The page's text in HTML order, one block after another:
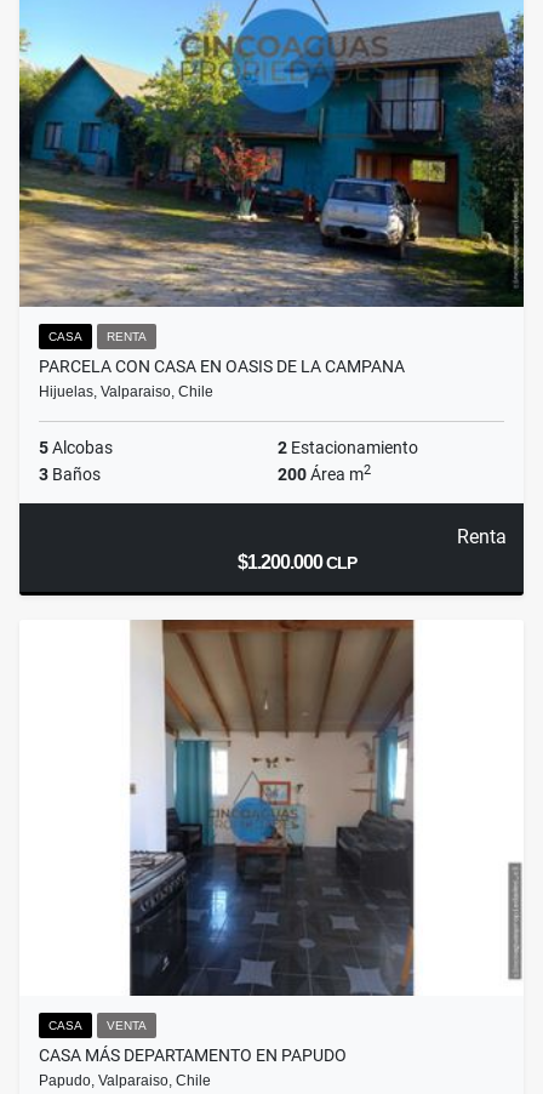
CASA RENTA
PARCELA CON CASA EN OASIS DE LA CAMPANA
Hijuelas, Valparaiso, Chile
5Alcobas 2 Estacionamiento
3 Baños 200Área m2
Renta
$1.200.000CLP
CASA VENTA
CASA MÁS DEPARTAMENTO EN PAPUDO
Papudo, Valparaiso, Chile